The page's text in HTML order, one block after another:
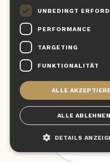
UNBEDINGT
PERFORMANCE
TARGETING
FUNKTIONALITÄT
ALLE
ALLE ABLEHNEN
DETAILS